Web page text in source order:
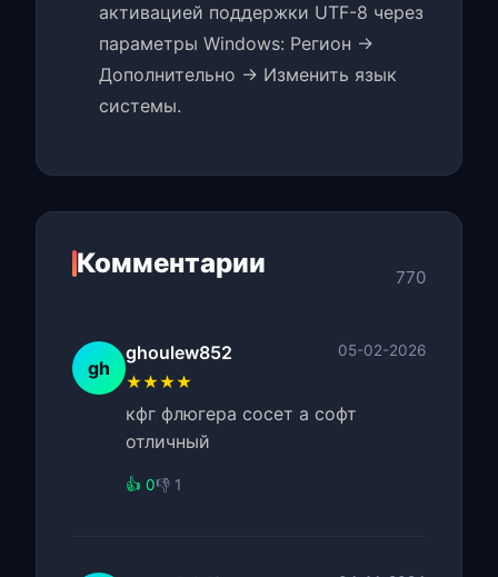
активацией поддержки UTF-8 через
параметры Windows: Регион ->
Дополнительно -> Изменить язык
системы.
Комментарии 770
gh
ghoulew852 05-02-2026
★★★★
кфг флюгера сосет а софт
отличный
👍 0👎 1